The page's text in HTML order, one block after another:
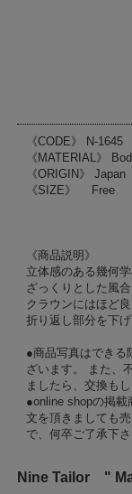
《CODE》 N-1645
《MATERIAL》
《ORIGIN》 Japan
《SIZE》 Free
《商品説明》
立体感のある幾何
ざっくりとした風
クラウンにはほど
折り返し部分を下
●商品写真はできる
ざいます。 また、
ましたら、交換も
●online shopの掲
文を頂きましても
で、何卒ご了承下
Nine Tailor "